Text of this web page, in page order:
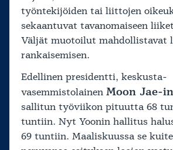
työntekijöiden tai liittojen
sekaantuvat tavanomaiseen
Väljät muotoilut mahdollistavat
rankaisemisen.
Edellinen presidentti, keskusta-
vasemmistolainen Moon Jae-in
sallitun työviikon pituutta 68
tuntiin. Nyt Yoonin hallitus
69 tuntiin. Maaliskuussa se